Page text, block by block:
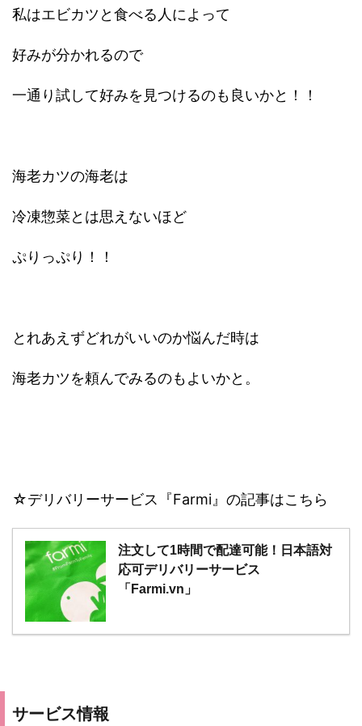
私はエビカツと食べる人によって
好みが分かれるので
一通り試して好みを見つけるのも良いかと！！
海老カツの海老は
冷凍惣菜とは思えないほど
ぷりっぷり！！
とれあえずどれがいいのか悩んだ時は
海老カツを頼んでみるのもよいかと。
☆デリバリーサービス『Farmi』の記事はこちら
注文して1時間で配達可能！日本語対
応可デリバリーサービス
「Farmi.vn」
サービス情報